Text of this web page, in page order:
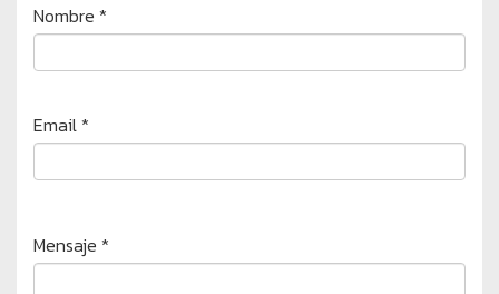
Nombre *
Email *
Mensaje *